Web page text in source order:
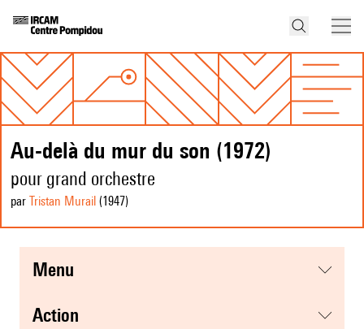
Au-delà du mur du son (1972)
pour grand orchestre
par Tristan Murail (1947)
menu
action